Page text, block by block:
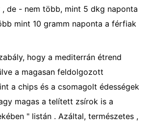
de - nem több, mint 5 dkg naponta
mint 10 gramm naponta a férfiak
hogy a mediterrán étrend
a magasan feldolgozott
a chips és a csomagolt édességek
magas a telített zsírok is a
" listán . Azáltal, természetes ,